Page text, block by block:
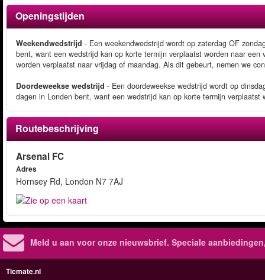
Openingstijden
Weekendwedstrijd - Een weekendwedstrijd wordt op zaterdag OF
bent, want een wedstrijd kan op korte termijn verplaatst worden naar
worden verplaatst naar vrijdag of maandag. Als dit gebeurt, nemen we
Doordeweekse wedstrijd - Een doordeweekse wedstrijd wordt op
dagen in Londen bent, want een wedstrijd kan op korte termijn verplaatst
Routebeschrijving
Arsenal FC
Adres
Hornsey Rd, London N7 7AJ
Meld u aan voor onze nieuwsbrief. Speciale
Ticmate.nl